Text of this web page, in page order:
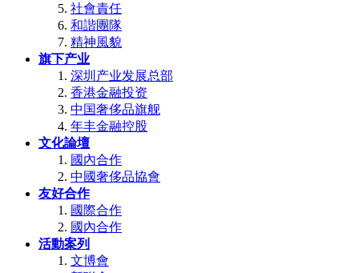
社會責任
和諧團隊
精神風貌
旗下产业
深圳产业发展总部
香港金融投资
中国奢侈品旗舰
年丰金融控股
文化論壇
國內合作
中國奢侈品協會
友好合作
國際合作
國內合作
活動案列
文博會